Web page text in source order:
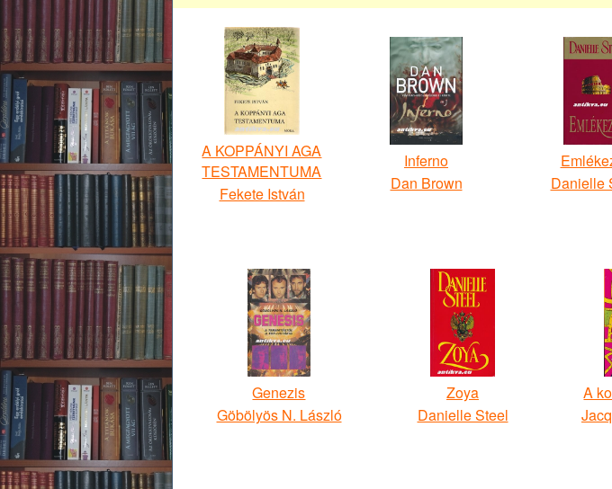
A KOPPÁNYI AGA
TESTAMENTUMA
Fekete István
Inferno
Dan Brown
Danielle
Genezis
Göbölyös N. László
Zoya
Danielle Steel
A